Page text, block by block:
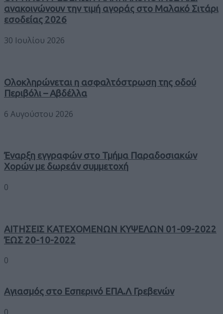
ανακοινώνουν την τιμή αγοράς στο Μαλακό Σιτάρι
εσοδείας 2026
30 Ιουλίου 2026
Ολοκληρώνεται η ασφαλτόστρωση της οδού
Περιβόλι – Αβδέλλα
6 Αυγούστου 2026
Έναρξη εγγραφών στο Τμήμα Παραδοσιακών
Χορών με δωρεάν συμμετοχή
0
ΑΙΤΗΣΕΙΣ ΚΑΤΕΧΟΜΕΝΩΝ ΚΥΨΕΛΩΝ 01-09-2022
ΈΩΣ 20-10-2022
0
Αγιασμός στο Εσπερινό ΕΠΑ.Λ Γρεβενών